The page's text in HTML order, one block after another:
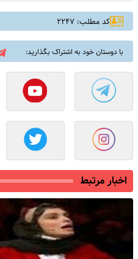
کد مطلب: ۲۲۴۷
با دوستان خود به اشتراک بگذارید:
اخبار مرتبط